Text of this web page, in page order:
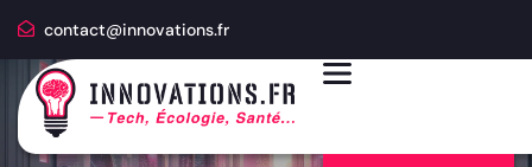
contact@innovations.fr